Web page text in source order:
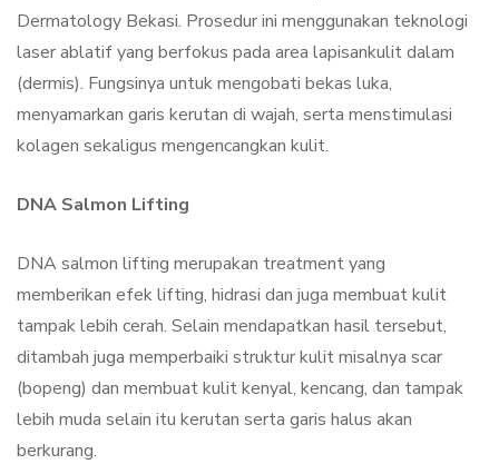
Dermatology Bekasi. Prosedur ini menggunakan teknologi
laser ablatif yang berfokus pada area lapisankulit dalam
(dermis). Fungsinya untuk mengobati bekas luka,
menyamarkan garis kerutan di wajah, serta menstimulasi
kolagen sekaligus mengencangkan kulit.
DNA Salmon Lifting
DNA salmon lifting merupakan treatment yang
memberikan efek lifting, hidrasi dan juga membuat kulit
tampak lebih cerah. Selain mendapatkan hasil tersebut,
ditambah juga memperbaiki struktur kulit misalnya scar
(bopeng) dan membuat kulit kenyal, kencang, dan tampak
lebih muda selain itu kerutan serta garis halus akan
berkurang.